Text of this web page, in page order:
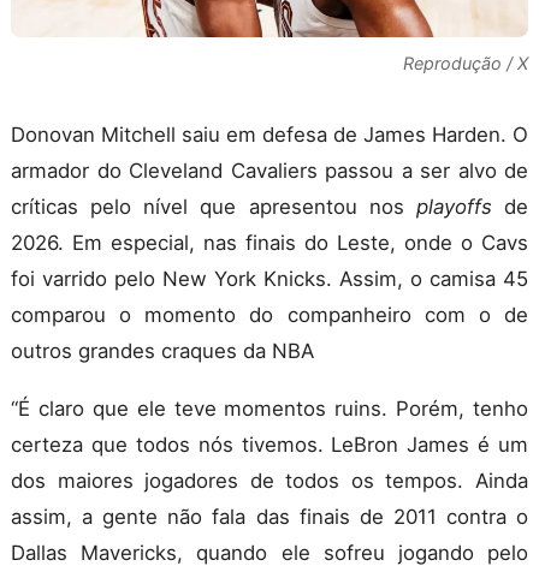
Reprodução / X
Donovan Mitchell saiu em defesa de James Harden. O
armador do Cleveland Cavaliers passou a ser alvo de
críticas pelo nível que apresentou nos playoffs de
2026. Em especial, nas finais do Leste, onde o Cavs
foi varrido pelo New York Knicks. Assim, o camisa 45
comparou o momento do companheiro com o de
outros grandes craques da NBA
“É claro que ele teve momentos ruins. Porém, tenho
certeza que todos nós tivemos. LeBron James é um
dos maiores jogadores de todos os tempos. Ainda
assim, a gente não fala das finais de 2011 contra o
Dallas Mavericks, quando ele sofreu jogando pelo